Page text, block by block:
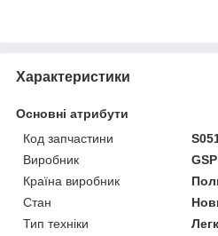
Характеристики
Основні атрибути
Код запчастини
Виробник
GSP
Країна виробник
Стан
Тип техніки